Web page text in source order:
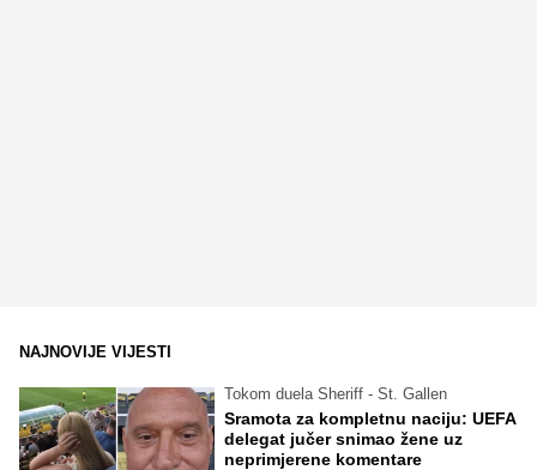
NAJNOVIJE VIJESTI
Tokom duela Sheriff - St. Gallen
Sramota za kompletnu naciju: UEFA
delegat jučer snimao žene uz
neprimjerene komentare